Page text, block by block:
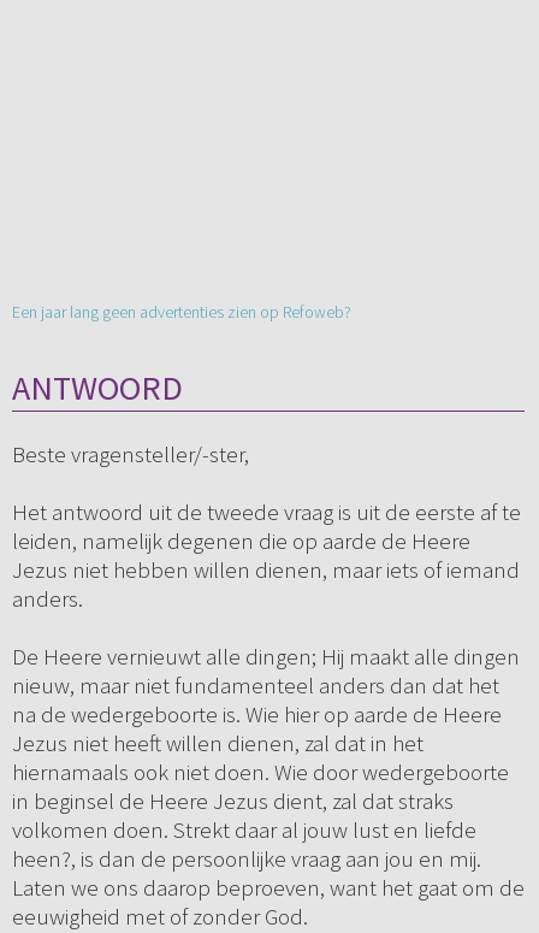
Een jaar lang geen advertenties zien op Refoweb?
ANTWOORD
Beste vragensteller/-ster,
Het antwoord uit de tweede vraag is uit de eerste af te
leiden, namelijk degenen die op aarde de Heere
Jezus niet hebben willen dienen, maar iets of iemand
anders.
De Heere vernieuwt alle dingen; Hij maakt alle dingen
nieuw, maar niet fundamenteel anders dan dat het
na de wedergeboorte is. Wie hier op aarde de Heere
Jezus niet heeft willen dienen, zal dat in het
hiernamaals ook niet doen. Wie door wedergeboorte
in beginsel de Heere Jezus dient, zal dat straks
volkomen doen. Strekt daar al jouw lust en liefde
heen?, is dan de persoonlijke vraag aan jou en mij.
Laten we ons daarop beproeven, want het gaat om de
eeuwigheid met of zonder God.